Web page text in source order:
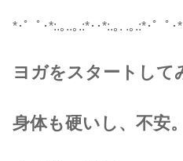
*･゜ﾟ･*:.｡..｡.:*･･*:.｡. .｡.:*･゜ﾟ･*
ヨガをスタートして
身体も硬いし、不安